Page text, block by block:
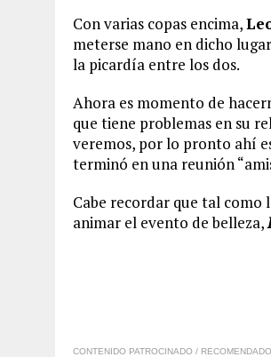
Con varias copas encima,
meterse mano en dicho
la picardía entre los dos.
Ahora es momento de
que tiene problemas en su
veremos, por lo pronto ahí
terminó en una reunión
Cabe recordar que tal
animar el evento de belleza,
CONTENIDO PATROCINADO /